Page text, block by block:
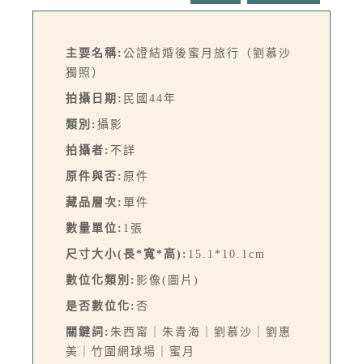
主要名稱: 公證結婚後蜜月旅行（劉慕沙
獨照）
拍攝日期: 民國44年
類別: 攝影
拍攝者: 不詳
原件與否: 原件
藏品層次: 單件
數量單位: 1張
尺寸大小(長*寬*高): 15.1*10.1cm
數位化類別: 影像(圖片)
是否數位化: 否
關鍵詞: 朱西甯｜朱青海｜劉慕沙｜劉惠
美｜竹圍網球場｜蜜月